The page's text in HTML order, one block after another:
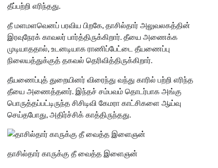
தீப்பற்றி எரிந்தது.
தீ மளமளவெனப் பரவிய பிறகே, தாசில்தார் அலுவலகத்தின்
இரவுநேரக் காவலர் பார்த்திருக்கிறார். தீயை அணைக்க
முடியாததால், உடனடியாக ராணிப்பேட்டை தீயணைப்பு
நிலையத்துக்குத் தகவல் தெரிவித்திருக்கிறார்.
தீயணைப்புத் துறையினர் விரைந்து வந்து காரில் பற்றி எரிந்த
தீயை அணைத்தனர். இந்தச் சம்பவம் தொடர்பாக அங்கு
பொருத்தப்பட்டிருந்த சிசிடிவி கேமரா காட்சிகளை ஆய்வு
செய்தபோது, அதிர்ச்சிக் காத்திருந்தது.
தாசில்தார் காருக்கு தீ வைத்த இளைஞன்